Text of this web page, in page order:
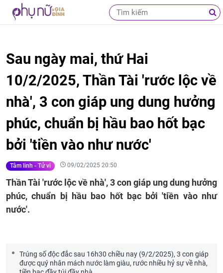
Sau ngày mai, thứ Hai
10/2/2025, Thần Tài 'rước lộc về
nhà', 3 con giáp ung dung hưởng
phúc, chuẩn bị hầu bao hốt bạc
bởi 'tiền vào như nước'
Tâm linh - Tử vi 09/02/2025 20:50
Thần Tài 'rước lộc về nhà', 3 con giáp ung dung hưởng
phúc, chuẩn bị hầu bao hốt bạc bởi 'tiền vào như
nước'.
Trúng số độc đắc sau 16h30 chiều nay (9/2/2025), 3 con giáp
được quý nhân mách nước làm giàu, rước nhiều hỷ sự về nhà,